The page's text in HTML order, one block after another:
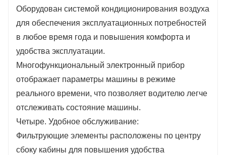
Оборудован системой кондиционирования воздуха
для обеспечения эксплуатационных потребностей
в любое время года и повышения комфорта и
удобства эксплуатации.
Многофункциональный электронный прибор
отображает параметры машины в режиме
реального времени, что позволяет водителю легче
отслеживать состояние машины.
Четыре. Удобное обслуживание:
Фильтрующие элементы расположены по центру
сбоку кабины для повышения удобства